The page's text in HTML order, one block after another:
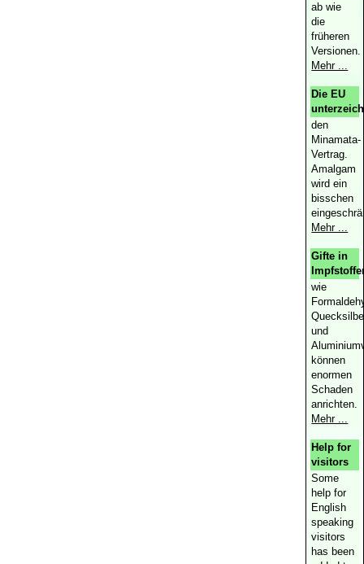
ab wie
die
früheren
Versionen.
Mehr ...
Die EU
den
Minamata-
Vertrag.
Amalgam
wird ein
bisschen
Mehr ...
Gifte in
wie
und
können
enormen
Schaden
anrichten.
Mehr ...
Help for
visitors
Some
help for
English
speaking
visitors
has been